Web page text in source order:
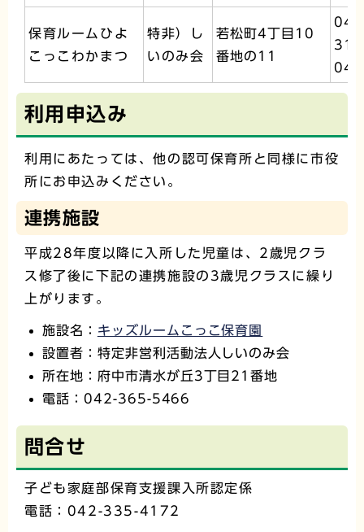
保育ルームひよ
こっこわかまつ
特非）し
いのみ会
若松町4丁目10
番地の11
利用申込み
利用にあたっては、他の認可保育所と同様に市役
所にお申込みください。
連携施設
平成28年度以降に入所した児童は、2歳児クラ
ス修了後に下記の連携施設の3歳児クラスに繰り
上がります。
施設名： キッズルームこっこ保育園
設置者：特定非営利活動法人しいのみ会
所在地：府中市清水が丘3丁目21番地
電話：042-365-5466
問合せ
子ども家庭部保育支援課入所認定係
電話：042-335-4172